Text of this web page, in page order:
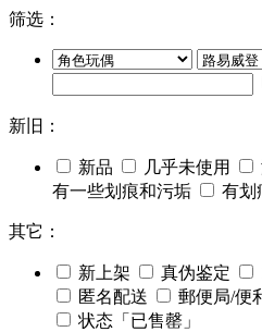
筛选：
新旧：
新品 几乎未使用
有一些划痕和污垢
有划
其它：
新上架 真伪鉴定
匿名配送
郵便局/便
状态「已售罄」